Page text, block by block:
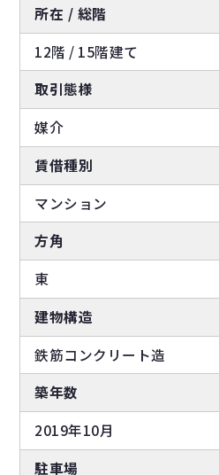
所在 / 総階
12階 / 15階建て
取引態様
媒介
賃借種別
マンション
方角
東
建物構造
鉄筋コンクリート造
築年数
2019年10月
駐車場